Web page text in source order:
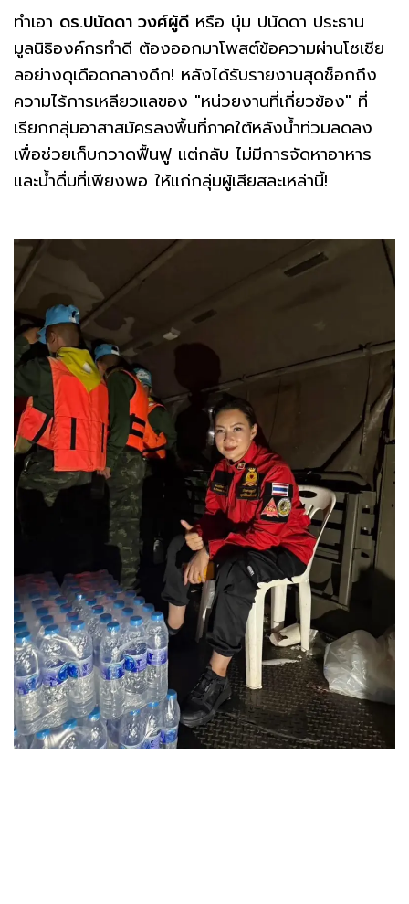
ทำเอา ดร.ปนัดดา วงศ์ผู้ดี หรือ บุ๋ม ปนัดดา ประธาน
มูลนิธิองค์กรทำดี ต้องออกมาโพสต์ข้อความผ่านโซเชีย
ลอย่างดุเดือดกลางดึก! หลังได้รับรายงานสุดช็อกถึง
ความไร้การเหลียวแลของ "หน่วยงานที่เกี่ยวข้อง" ที่
เรียกกลุ่มอาสาสมัครลงพื้นที่ภาคใต้หลังน้ำท่วมลดลง
เพื่อช่วยเก็บกวาดฟื้นฟู แต่กลับ ไม่มีการจัดหาอาหาร
และน้ำดื่มที่เพียงพอ ให้แก่กลุ่มผู้เสียสละเหล่านี้!